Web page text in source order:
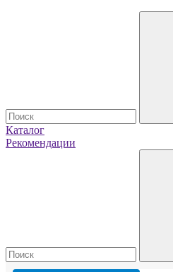
Каталог
Рекомендации